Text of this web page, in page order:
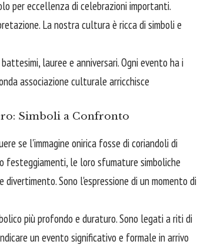
per eccellenza di celebrazioni importanti.
La nostra cultura è ricca di simboli e
lauree e anniversari. Ogni evento ha i
associazione culturale arricchisce
Simboli a Confronto
se l'immagine onirica fosse di coriandoli di
festeggiamenti, le loro sfumature simboliche
Sono l'espressione di un momento di
più profondo e duraturo. Sono legati a riti di
un evento significativo e formale in arrivo